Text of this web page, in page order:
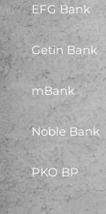
EFG Bank
Getin Bank
mBank
Noble Bank
PKO BP